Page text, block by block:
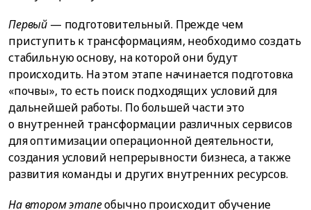
Первый — подготовительный. Прежде чем
приступить к трансформациям, необходимо создать
стабильную основу, на которой они будут
происходить. На этом этапе начинается подготовка
«почвы», то есть поиск подходящих условий для
дальнейшей работы. По большей части это
о внутренней трансформации различных сервисов
для оптимизации операционной деятельности,
создания условий непрерывности бизнеса, а также
развития команды и других внутренних ресурсов.
На втором этапеобычно происходит обучение